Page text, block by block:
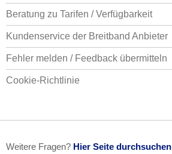
Beratung zu Tarifen / Verfügbarkeit
Kundenservice der Breitband Anbieter
Fehler melden / Feedback übermitteln
Cookie-Richtlinie
Weitere Fragen? Hier Seite durchsuchen